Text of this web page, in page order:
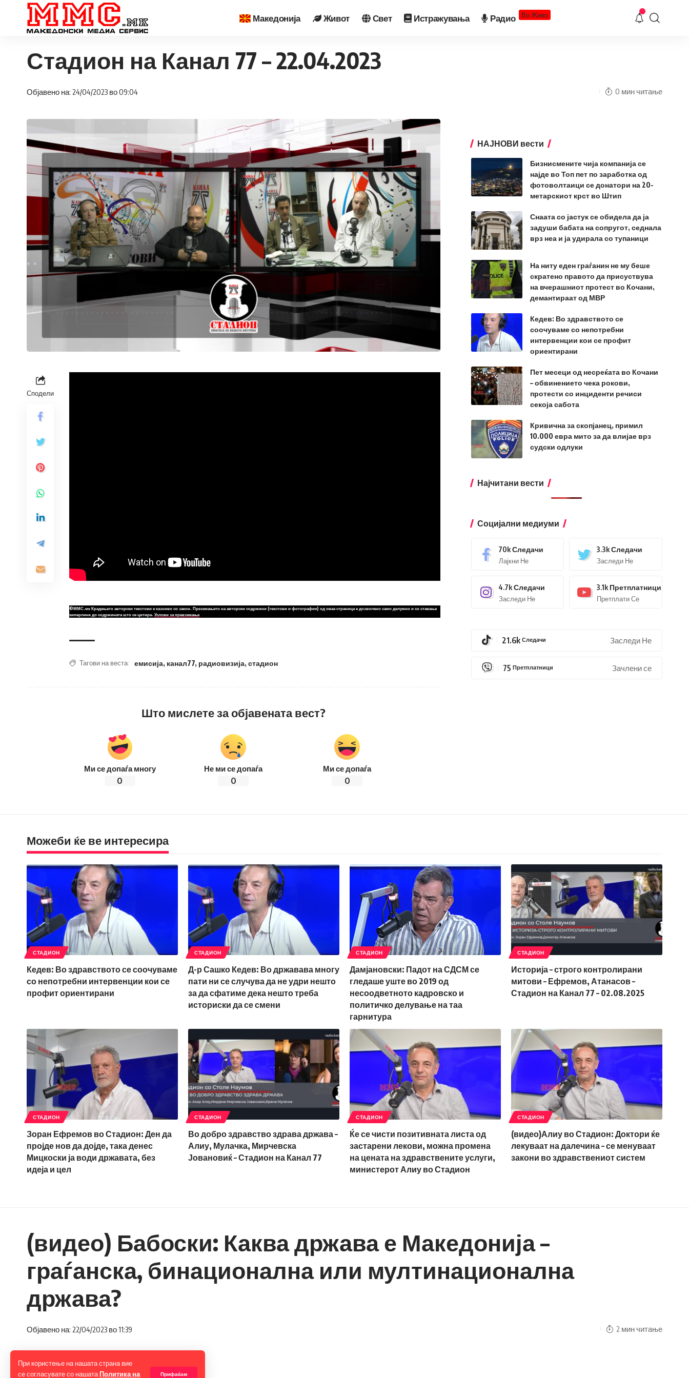
При користење на нашата страна вие
се согласувате со нашатаПолитика на
Прифаќам
Македонија Живот Свет Истражувања Радио Во Живо
Стадион на Канал 77 – 22.04.2023
Објавено на: 24/04/2023 во 09:04 0 мин читање
Сподели
©ММС.мк Крадењето авторски текстови е казниво со закон. Преземањето на авторски содржини (текстови и фотографии) од оваа страница е дозволено само делумно и со ставање
хиперлинк до содржината што се цитира. Услови за превземање
Тагови на веста: емисија, канал77, радиовизија, стадион
Што мислете за објавената вест?
Ми се допаѓа многу
0
Не ми се допаѓа
0
Ми се допаѓа
0
НАЈНОВИ вести
Бизнисмените чија компанија се
најде во Топ пет по заработка од
фотоволтаици се донатори на 20-
метарскиот крст во Штип
Снаата со јастук се обидела да ја
задуши бабата на сопругот, седнала
врз неа и ја удирала со тупаници
На ниту еден граѓанин не му беше
скратено правото да присуствува
на вчерашниот протест во Кочани,
демантираат од МВР
Кедев: Во здравството се
соочуваме со непотребни
интервенции кои се профит
ориентирани
Пет месеци од несреќата во Кочани
– обвинението чека рокови,
протести со инциденти речиси
секоја сабота
Кривична за скопјанец, примил
10.000 евра мито за да влијае врз
судски одлуки
Најчитани вести
Социјални медиуми
70kСледачи
Лајкни Не
3.3kСледачи
Заследи Не
4.7kСледачи
Заследи Не
3.1k Претплатници
Претплати Се
21.6k Следачи Заследи Не
75 Претплатници Зачлени се
Можеби ќе ве интересира
СТАДИОН
Кедев: Во здравството се соочуваме
со непотребни интервенции кои се
профит ориентирани
СТАДИОН
Д-р Сашко Кедев: Во државава многу
пати ни се случува да не удри нешто
за да сфатиме дека нешто треба
историски да се смени
СТАДИОН
Дамјановски: Падот на СДСМ се
гледаше уште во 2019 од
несоодветното кадровско и
политичко делување на таа
гарнитура
СТАДИОН
Историја – строго контролирани
митови – Ефремов, Атанасов –
Стадион на Канал 77 – 02.08.2025
СТАДИОН
Зоран Ефремов во Стадион: Ден да
пројде нов да дојде, така денес
Мицкоски ја води државата, без
идеја и цел
СТАДИОН
Во добро здравство здрава држава –
Алиу, Мулачка, Мирчевска
Јовановиќ – Стадион на Канал 77
СТАДИОН
Ќе се чисти позитивната листа од
застарени лекови, можна промена
на цената на здравствените услуги,
министерот Алиу во Стадион
СТАДИОН
(видео)Алиу во Стадион: Доктори ќе
лекуваат на далечина – се менуваат
закони во здравствениот систем
(видео) Бабоски: Каква држава е Македонија –
граѓанска, бинационална или мултинационална
држава?
Објавено на: 22/04/2023 во 11:39 2 мин читање